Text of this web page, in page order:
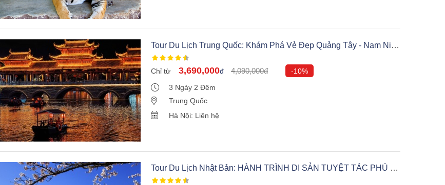
Tour Du Lịch Trung Quốc: Khám Phá Vẻ Đẹp Quảng Tây - Nam Ninh
Đi Đường Bộ
Chỉ từ 3,690,000đ 4,090,000đ
-10%
3 Ngày 2 Đêm
Trung Quốc
Hà Nội: Liên hệ
Tour Du Lịch Nhật Bản: HÀNH TRÌNH DI SẢN TUYỆT TÁC PHÚ SĨ
VÀ TRÁI TIM TOKYO Bay VietJet Air